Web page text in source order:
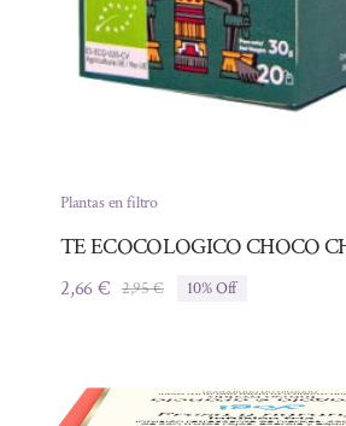
Plantas en filtro
TE ECOCOLOGICO CHOCO
2,95€El
2,95 €.
2,66€
El
2,66 €.
10% Off